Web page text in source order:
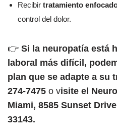
Recibir tratamiento
control del dolor.
👉 Si la neuropatía está
laboral más difícil,
plan que se adapte a su
274-7475 o visite el
Miami, 8585 Sunset
33143.